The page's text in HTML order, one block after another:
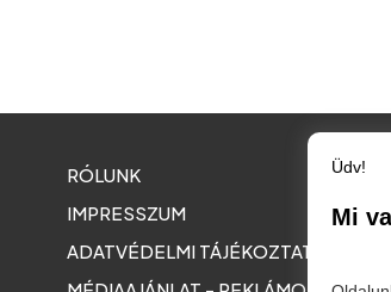
RÓLUNK
IMPRESSZUM
ADATVÉDELMI TÁJÉKOZTATÓ
Üdv!
Mi